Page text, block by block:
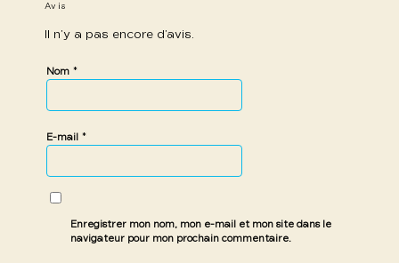
Avis
Il n’y a pas encore d’avis.
Nom *
E-mail *
Enregistrer mon nom, mon e-mail et mon site dans le
navigateur pour mon prochain commentaire.